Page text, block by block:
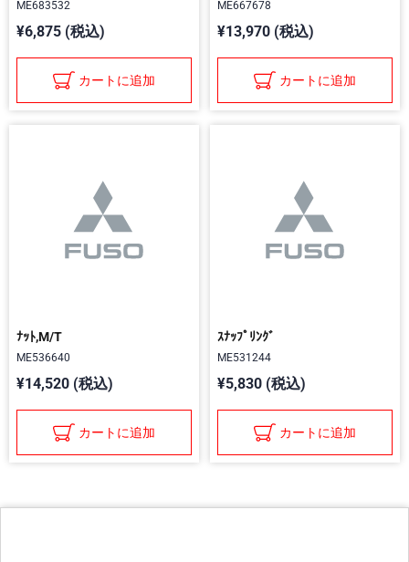
ME683532
¥6,875 (税込)
カートに追加
ME667678
¥13,970 (税込)
カートに追加
ﾅｯﾄ,M/T
ME536640
¥14,520 (税込)
カートに追加
ｽﾅｯﾌﾟﾘﾝｸﾞ
ME531244
¥5,830 (税込)
カートに追加